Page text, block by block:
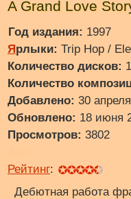
A Grand Love
Год издания: 1997
Ярлыки: Trip Hop /
Количество дисков: 1
Количество
Добавлено: 30
Обновлено: 18 июня
Просмотров: 3802
Рейтинг:
Дебютная работа